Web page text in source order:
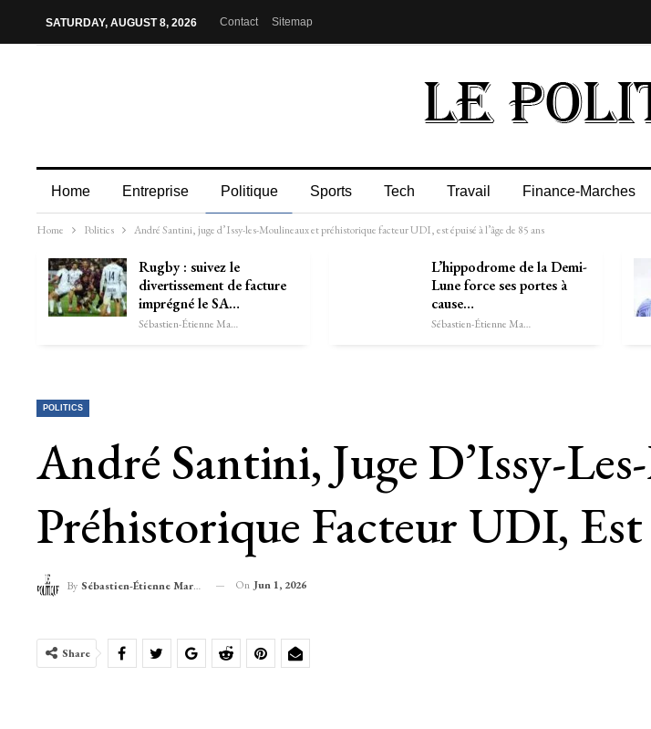
SATURDAY, AUGUST 8, 2026 Contact Sitemap
Home Entreprise Politique Sports Tech Travail Finance-Marches
Home Politics André Santini, juge d’Issy-les-Moulineaux et préhistorique facteur UDI, est épuisé à l’âge de 85 ans
Rugby : suivez le
divertissement de facture
imprégné le SA…
Sébastien-Étienne Marechal
L’hippodrome de la Demi-
Lune force ses portes à
cause…
Sébastien-Étienne Marechal
POLITICS
André Santini, Juge D’Issy-
Préhistorique Facteur UDI, Est
By Sébastien-Étienne Marechal On Jun 1, 2026
Share